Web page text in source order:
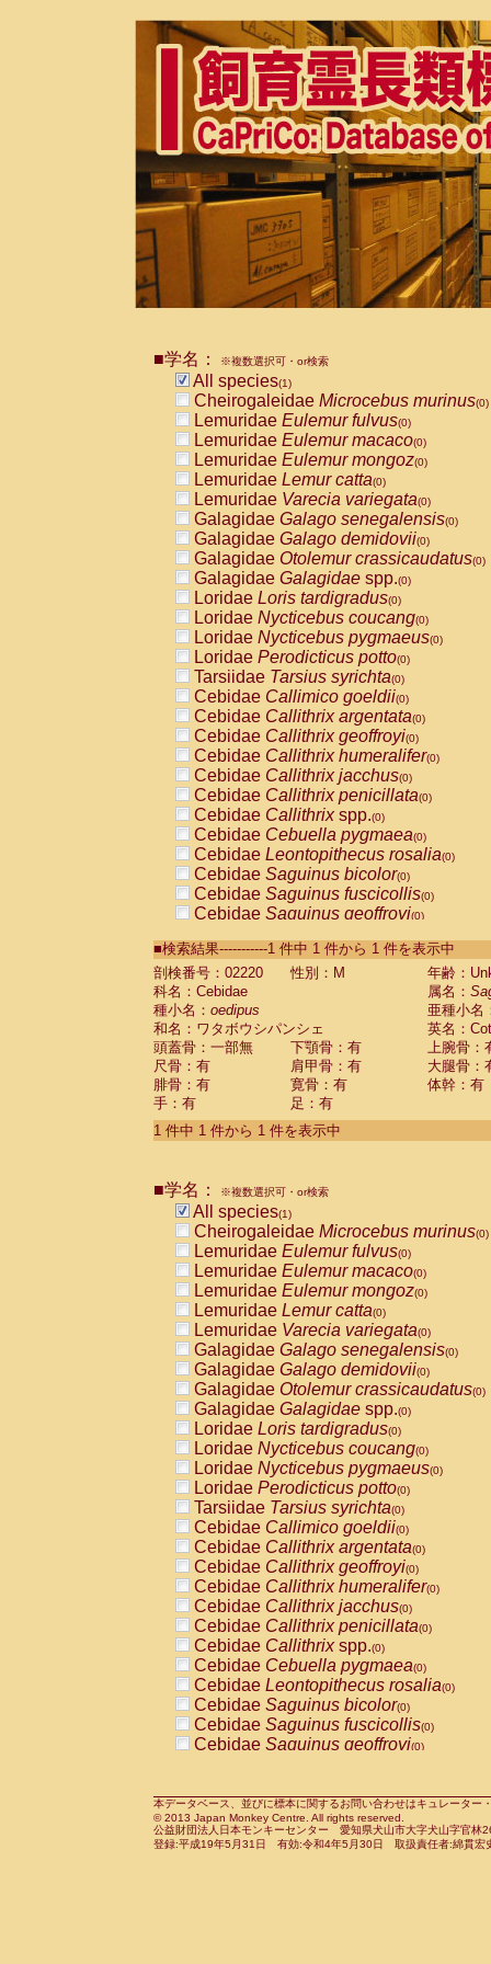
■学名： ※複数選択可・or検索
All species(1)
Cheirogaleidae Microcebus murinus(0)
Lemuridae Eulemur fulvus(0)
Lemuridae Eulemur macaco(0)
Lemuridae Eulemur mongoz(0)
Lemuridae Lemur catta(0)
Lemuridae Varecia variegata(0)
Galagidae Galago senegalensis(0)
Galagidae Galago demidovii(0)
Galagidae Otolemur crassicaudatus(0)
Galagidae Galagidae spp.(0)
Loridae Loris tardigradus(0)
Loridae Nycticebus coucang(0)
Loridae Nycticebus pygmaeus(0)
Loridae Perodicticus potto(0)
Tarsiidae Tarsius syrichta(0)
Cebidae Callimico goeldii(0)
Cebidae Callithrix argentata(0)
Cebidae Callithrix geoffroyi(0)
Cebidae Callithrix humeralifer(0)
Cebidae Callithrix jacchus(0)
Cebidae Callithrix penicillata(0)
Cebidae Callithrixspp.(0)
Cebidae Cebuella pygmaea(0)
Cebidae Leontopithecus rosalia(0)
Cebidae Saguinus bicolor(0)
Cebidae Saguinus fuscicollis(0)
Cebidae Saguinus geoffroyi(0)
CebidaeSaguinus labiatus(0)
Cebidae Saguinus leucopus (0)
Cebidae
Cebidae
CebidaeSaguinus nigricollis (0)
Cebidae Saguinus oedipus
Cebidae Saguinus weddelli
Cebidae Saguinusspp.
Cebidae Aotus trivirgatus
Cebidae Cebus albifrons
CebidaeCebus nigrivittatus
CebidaeCebus
CebidaeSaimiri boliviensis(0)
CebidaeSaimiri sciureus(0)
AtelidaeAlouatta caraya(0)
AtelidaeAlouatta fusca(0)
AtelidaeAlouatta seniculus
AtelidaeAlouattaspp.(0)
AtelidaeAteles belzebuth(0)
AtelidaeAteles geoffroyi(0)
AtelidaeAteles paniscus(0)
AtelidaeAtelesspp.(0)
Atelidae Lagothrix lagothricha
AtelidaeLagothrix lagothricha cana
PitheciidaeCacajao calvus
PitheciidaeCallicebus cupreus
PitheciidaeCallicebus donacophilus
PitheciidaeCallicebus moloch
PitheciidaeCallicebus torquatus
PitheciidaeCallicebusspp.(0)
PitheciidaeChiropotes satanas(0)
PitheciidaePithecia monachus
PitheciidaePithecia pithecia(0)
CercopithecidaeCercocebus agilis
CercopithecidaeCercocebus
CercopithecidaeCercocebus
CercopithecidaeCercocebus
CercopithecidaeCercocebus
CercopithecidaeCercocebushybrid
CercopithecidaePapio anubis(0)
CercopithecidaePapio cynocephalus
CercopithecidaePapio hamadryas(0)
■検索結果-----------1 件中 1 件から 1 件を表示中
剖検番号：02220
性別：M
年齢：
科名：Cebidae
属名：
種小名： oedipus
亜種小名
和名：ワタボウシパンシェ
英名：
頭蓋骨：一部無
下顎骨：有
上腕骨：
尺骨：有
肩甲骨：有
大腿骨：
腓骨：有
寛骨：有
体幹：有
手：有
足：有
1 件中 1 件から 1 件を表示中
■学名： ※複数選択可・or検索
All species(1)
Cheirogaleidae Microcebus murinus(0)
Lemuridae Eulemur fulvus(0)
Lemuridae Eulemur macaco(0)
Lemuridae Eulemur mongoz(0)
Lemuridae Lemur catta(0)
Lemuridae Varecia variegata(0)
Galagidae Galago senegalensis(0)
Galagidae Galago demidovii(0)
Galagidae Otolemur crassicaudatus(0)
Galagidae Galagidae spp.(0)
Loridae Loris tardigradus(0)
Loridae Nycticebus coucang(0)
Loridae Nycticebus pygmaeus(0)
Loridae Perodicticus potto(0)
Tarsiidae Tarsius syrichta(0)
Cebidae Callimico goeldii(0)
Cebidae Callithrix argentata(0)
Cebidae Callithrix geoffroyi(0)
Cebidae Callithrix humeralifer(0)
Cebidae Callithrix jacchus(0)
Cebidae Callithrix penicillata(0)
Cebidae Callithrixspp.(0)
Cebidae Cebuella pygmaea(0)
Cebidae Leontopithecus rosalia(0)
Cebidae Saguinus bicolor(0)
Cebidae Saguinus fuscicollis(0)
Cebidae Saguinus geoffroyi(0)
CebidaeSaguinus leucopus(0)
CebidaeSaguinus midas(0)
Cebidae Saguinus mystax(0)
本データベース、並びに標本に関するお問い合わせはキュレータ
© 2013 Japan Monkey Centre. All rights reserved.
公益財団法人日本モンキーセンター 愛知県犬山市大字犬山字官
登録:平成19年5月31日 有効:令和4年5月30日 取扱責任者:綿貫宏